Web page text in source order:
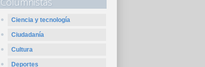
Ciencia y tecnología
Ciudadanía
Cultura
Deportes